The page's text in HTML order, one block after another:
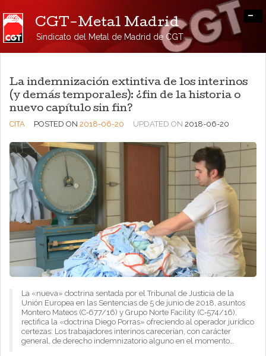
CGT-Metal Madrid
Sindicato del Metal de Madrid de CGT
-
La indemnización extintiva de los interinos
(y demás temporales): ¿fin de la historia o
nuevo capítulo sin fin?
CITA POSTED ON 2018-06-20 UPDATED ON 2018-06-20
La «nueva» doctrina sentada por el Tribunal de Justicia de la
Unión Europea en las Sentencias de 5 de junio de 2018, asuntos
Montero Mateos (C‑677/16) y Grupo Norte Facility (C‑574/16),
rectifica la «doctrina Diego Porras» ofreciendo al operador jurídico
certezas: Los trabajadores interinos carecerían, con carácter
general, de derecho indemnizatorio alguno en el momento…